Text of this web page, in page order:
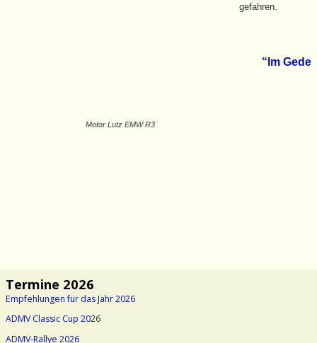
gefahren.
“Im
Motor Lutz EMW R3
Termine 2026
Empfehlungen für das Jahr 2026
ADMV Classic Cup 2026
ADMV-Rallye 2026